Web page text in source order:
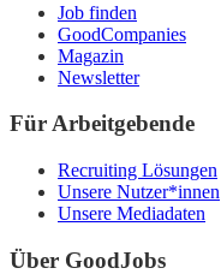
Job finden
GoodCompanies
Magazin
Newsletter
Für Arbeitgebende
Recruiting Lösungen
Unsere Nutzer*innen
Unsere Mediadaten
Über GoodJobs